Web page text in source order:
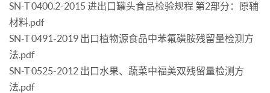
SN-T 0400.2-2015 进出口罐头食品检验规程 第2部分：原辅
材料.pdf
SN-T 0491-2019 出口植物源食品中苯氟磺胺残留量检测方
法.pdf
SN-T 0525-2012 出口水果、蔬菜中福美双残留量检测方
法.pdf